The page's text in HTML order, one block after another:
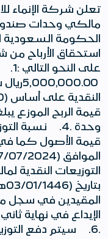
تعلن شركة الإنماء
مالكي وحدات
الحكومة السعودية
على
التوزيعات النقدية
المقيدين في سجل
الإيداع في نهاية